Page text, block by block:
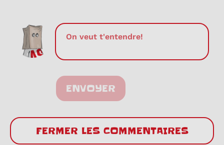
ENVOYER
FERMER LES COMMENTAIRES